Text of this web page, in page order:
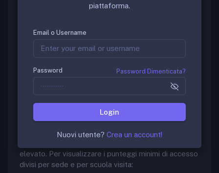
Gruppo di Discussione
Per discutere sulle sedi migliori di questa prestigiosa
scuola è possibile richiedere informazioni nel gruppo
Scuole di Specializzazione in Medicina
Punteggi Minimi di accesso
La scuola di specializzazione in “Neurochirurgia” è
elevato. Per visualizzare i punteggi minimi di accesso
divisi per sede e per scuola visita:
piattaforma.
Email o Username
Password Password Dimenticata?
Login
Nuovi utente? Crea un account!